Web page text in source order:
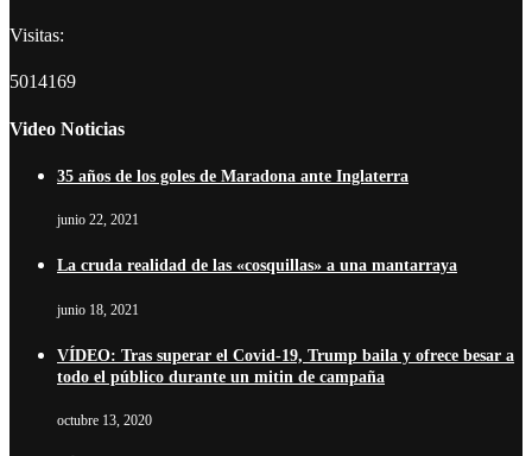
Visitas:
5014169
Video Noticias
35 años de los goles de Maradona ante Inglaterra
junio 22, 2021
La cruda realidad de las «cosquillas» a una mantarraya
junio 18, 2021
VÍDEO: Tras superar el Covid-19, Trump baila y ofrece besar a
todo el público durante un mitin de campaña
octubre 13, 2020